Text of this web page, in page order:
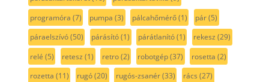
programóra (7) pumpa (3) pálcahőmérő(1) pár(5)
páraelszívó(50) párásító(1) párátlanító(1) rekesz (29)
relé (5) retesz (1) retro(2) robotgép(37) rosetta (2)
rozetta (11) rugó(20) rugós-zsanér(33) rács (27)